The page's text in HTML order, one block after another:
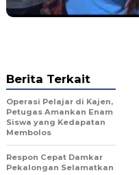
Berita Terkait
Operasi Pelajar di Kajen,
Petugas Amankan Enam
Siswa yang Kedapatan
Membolos
Respon Cepat Damkar
Pekalongan Selamatkan